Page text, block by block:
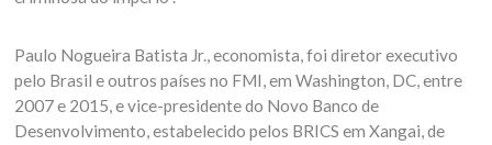
Paulo Nogueira Batista Jr., economista, foi diretor executivo
pelo Brasil e outros países no FMI, em Washington, DC, entre
2007 e 2015, e vice-presidente do Novo Banco de
Desenvolvimento, estabelecido pelos BRICS em Xangai, de